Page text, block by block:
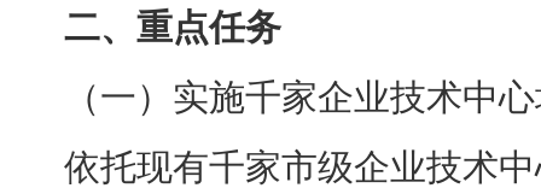
二、重点任务
（一）实施千家企业技术中
依托现有千家市级企业技术